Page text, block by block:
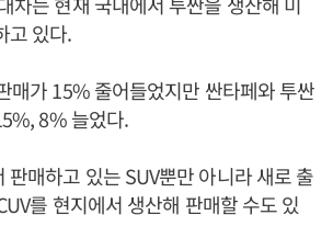
고 있다.
매가 15% 줄어들었지만 싼타페와 투싼
8% 늘었다.
판매하고 있는 SUV뿐만 아니라 새로 출
를 현지에서 생산해 판매할 수도 있